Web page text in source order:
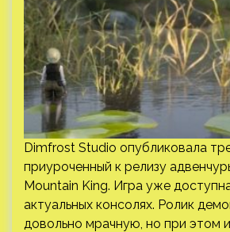
Dimfrost Studio опубликовала
приуроченный к релизу
Mountain King. Игра уже
актуальных консолях. Ролик
довольно мрачную, но при этом